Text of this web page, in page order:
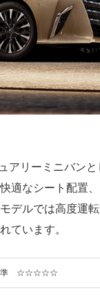
リーミニバン
適なシート配置
デルでは高度運
ています。
準 ☆☆☆☆☆